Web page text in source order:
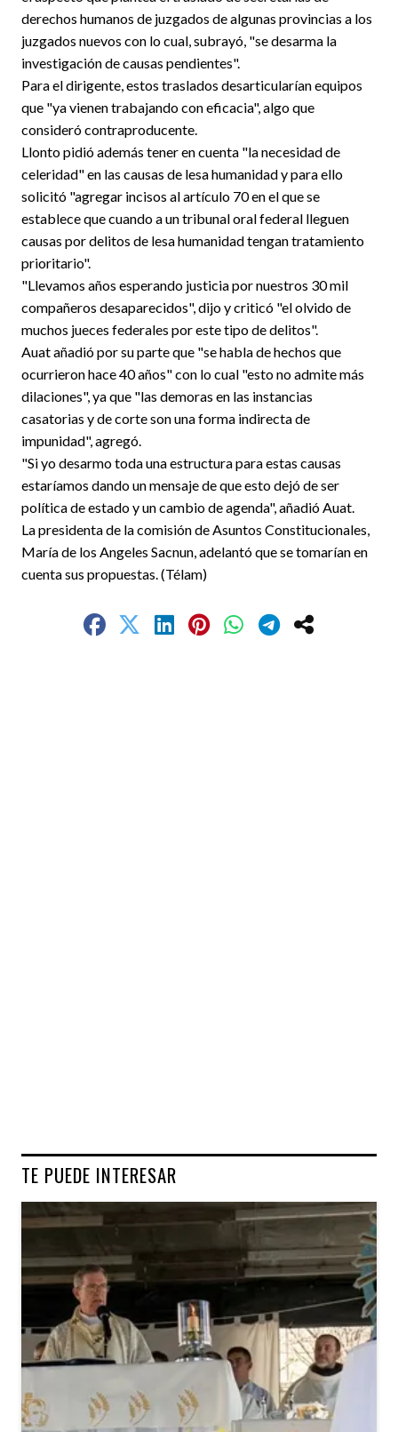
derechos humanos de juzgados de algunas provincias a los
juzgados nuevos con lo cual, subrayó, "se desarma la
investigación de causas pendientes".
Para el dirigente, estos traslados desarticularían equipos
que "ya vienen trabajando con eficacia", algo que
consideró contraproducente.
Llonto pidió además tener en cuenta "la necesidad de
celeridad" en las causas de lesa humanidad y para ello
solicitó "agregar incisos al artículo 70 en el que se
establece que cuando a un tribunal oral federal lleguen
causas por delitos de lesa humanidad tengan tratamiento
prioritario".
"Llevamos años esperando justicia por nuestros 30 mil
compañeros desaparecidos", dijo y criticó "el olvido de
muchos jueces federales por este tipo de delitos".
Auat añadió por su parte que "se habla de hechos que
ocurrieron hace 40 años" con lo cual "esto no admite más
dilaciones", ya que "las demoras en las instancias
casatorias y de corte son una forma indirecta de
impunidad", agregó.
"Si yo desarmo toda una estructura para estas causas
estaríamos dando un mensaje de que esto dejó de ser
política de estado y un cambio de agenda", añadió Auat.
La presidenta de la comisión de Asuntos Constitucionales,
María de los Angeles Sacnun, adelantó que se tomarían en
cuenta sus propuestas. (Télam)
TE PUEDE INTERESAR